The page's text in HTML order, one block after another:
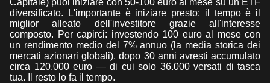
diversificato. L'importante è iniziare presto: il tempo è il
miglior alleato dell'investitore grazie all'interesse
composto. Per capirci: investendo 100 euro al mese con
un rendimento medio del 7% annuo (la media storica dei
mercati azionari globali), dopo 30 anni avresti accumulato
circa 120.000 euro — di cui solo 36.000 versati di tasca
tua. Il resto lo fa il tempo.